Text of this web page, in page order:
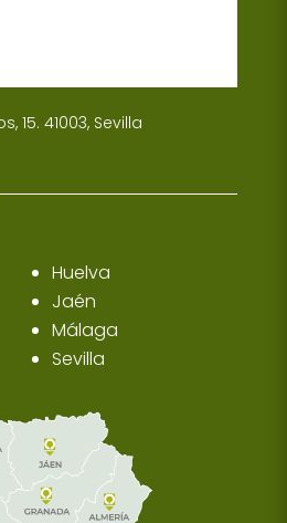
15. 41003, Sevilla
Huelva
Jaén
Málaga
Sevilla